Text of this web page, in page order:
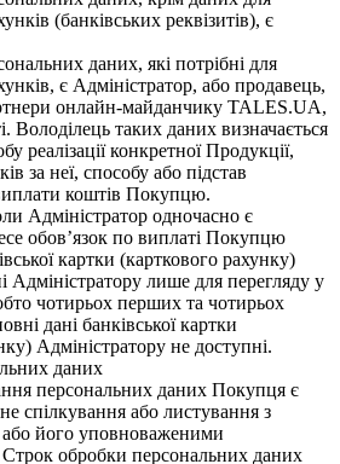
(банківських реквізитів), є
даних, які потрібні для
є Адміністратор, або продавець,
онлайн-майданчику TALES.UA,
Володілець таких даних визначається
реалізації конкретної Продукції,
за неї, способу або підстав
коштів Покупцю.
Адміністратор одночасно є
обов’язок по виплаті Покупцю
картки (карткового рахунку)
Адміністратору лише для перегляду у
чотирьох перших та чотирьох
дані банківської картки
Адміністратору не доступні.
даних
персональних даних Покупця є
спілкування або листування з
або його уповноваженими
обробки персональних даних